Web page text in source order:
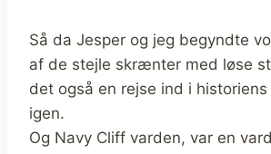
Så da Jesper og jeg begyndte
af de stejle skrænter med løse
det også en rejse ind i
igen.
Og Navy Cliff varden, var en